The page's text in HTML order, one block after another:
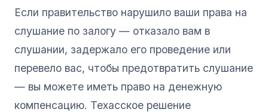
Если правительство нарушило ваши права на
слушание по залогу — отказало вам в
слушании, задержало его проведение или
перевело вас, чтобы предотвратить слушание
— вы можете иметь право на денежную
компенсацию. Техасское решение